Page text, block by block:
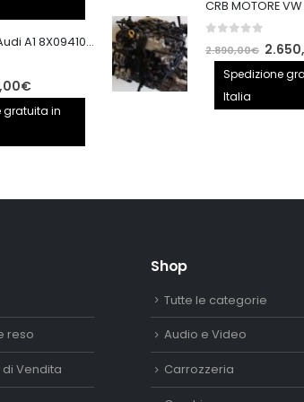
100,00€.
Faro sinistro Audi A1 8X0941005
€Il
prezzo
gratuita in
out of 5
2.890,00€ Il
prezzo
Spedizione
Italia
reso
Vendita
Shop
Tutte le categorie
Audio e Video
Carrozzeria